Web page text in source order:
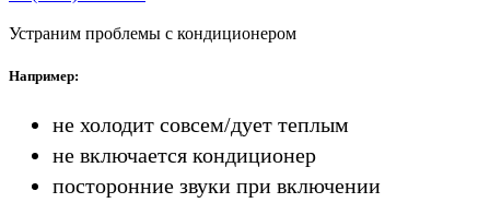
Устраним проблемы с кондиционером
Например:
не холодит совсем/дует теплым
не включается кондиционер
посторонние звуки при включении